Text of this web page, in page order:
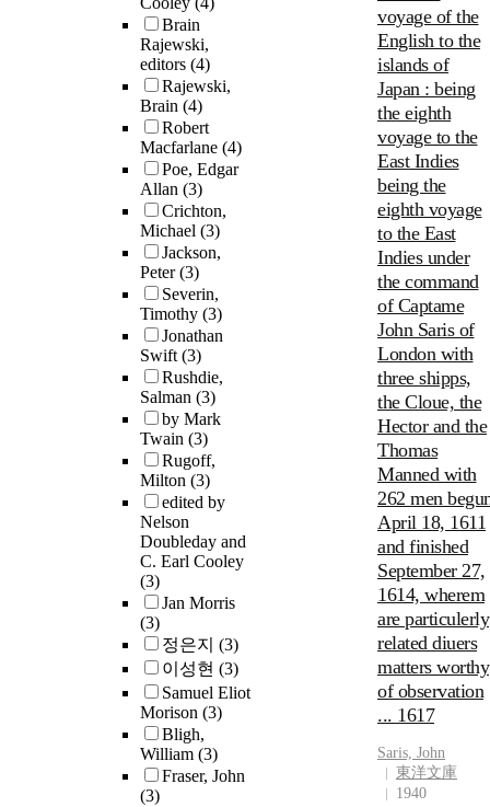
Brain
Rajewski,
editors (4)
Rajewski,
Brain (4)
Robert
Macfarlane (4)
Poe, Edgar
Allan (3)
Crichton,
Michael (3)
Jackson,
Peter(3)
Severin,
Timothy (3)
Jonathan
Swift(3)
Rushdie,
Salman (3)
by Mark
Twain (3)
Rugoff,
Milton (3)
edited by
Nelson
Doubleday and
C. Earl Cooley
(3)
Jan Morris
(3)
정은지 (3)
이성현 (3)
Samuel Eliot
Morison (3)
Bligh,
William (3)
Fraser, John
(3)
voyage of the
English to the
islands of
Japan : being
the eighth
voyage to the
East Indies
being the
eighth voyage
to the East
Indies under
the command
of Captame
John Saris of
London with
three shipps,
the Cloue, the
Hector and the
Thomas
Manned with
262 men
April 18, 1611
and finished
September 27,
1614, wherem
are particulerly
related diuers
matters worthy
of observation
... 1617
Saris, John
東洋文庫
1940